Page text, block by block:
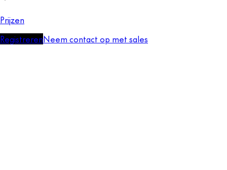
Prijzen
RegistrerenNeem contact op met sales